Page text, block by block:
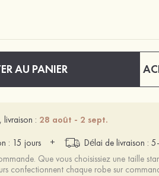
AU PANIER
: 28 août - 2 sept.
: 15 jours
+ Délai de livraison :
Que vous choisissiez une taille
confectionnent chaque robe sur